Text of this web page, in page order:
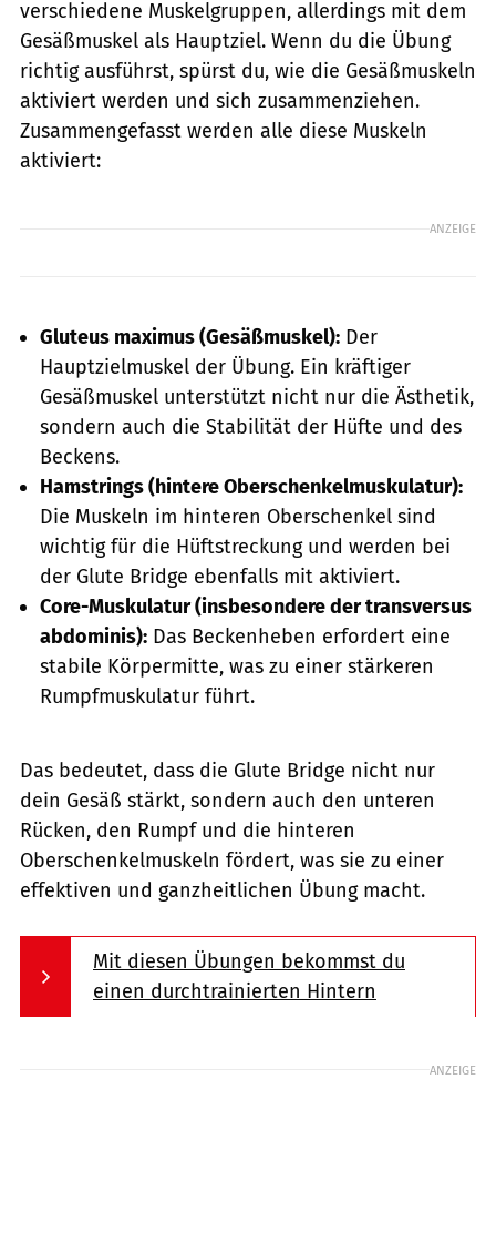
verschiedene Muskelgruppen, allerdings mit dem
Gesäßmuskel als Hauptziel. Wenn du die Übung
richtig ausführst, spürst du, wie die Gesäßmuskeln
aktiviert werden und sich zusammenziehen.
Zusammengefasst werden alle diese Muskeln
aktiviert:
ANZEIGE
Gluteus maximus (Gesäßmuskel): Der
Hauptzielmuskel der Übung. Ein kräftiger
Gesäßmuskel unterstützt nicht nur die Ästhetik,
sondern auch die Stabilität der Hüfte und des
Beckens.
Hamstrings (hintere Oberschenkelmuskulatur):
Die Muskeln im hinteren Oberschenkel sind
wichtig für die Hüftstreckung und werden bei
der Glute Bridge ebenfalls mit aktiviert.
Core-Muskulatur (insbesondere der transversus
abdominis): Das Beckenheben erfordert eine
stabile Körpermitte, was zu einer stärkeren
Rumpfmuskulatur führt.
Das bedeutet, dass die Glute Bridge nicht nur
dein Gesäß stärkt, sondern auch den unteren
Rücken, den Rumpf und die hinteren
Oberschenkelmuskeln fördert, was sie zu einer
effektiven und ganzheitlichen Übung macht.
Mit diesen Übungen bekommst du
einen durchtrainierten Hintern
ANZEIGE